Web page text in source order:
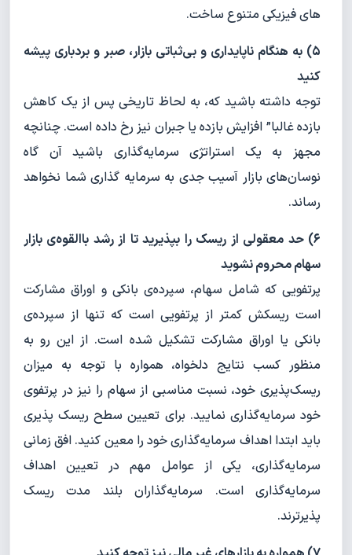
های فیزیکی متنوع ساخت.
۵) به هنگام ناپایداری و بی‌ثباتی بازار، صبر و بردباری پیشه
کنید
توجه داشته باشید که، به لحاظ تاریخی پس از یک کاهش
بازده غالبا” افزایش بازده یا جبران نیز رخ داده است. چنانچه
مجهز به یک استراتژی سرمایه‌گذاری باشید آن گاه
نوسان‌های بازار آسیب جدی به سرمایه گذاری شما نخواهد
رساند.
۶) حد معقولی از ریسک را بپذیرید تا از رشد باالقوه‌ی بازار
سهام محروم نشوید
پرتفویی که شامل سهام، سپرده‌ی بانکی و اوراق مشارکت
است ریسکش کمتر از پرتفویی است که تنها از سپرده‌ی
بانکی یا اوراق مشارکت تشکیل شده است. از این رو به
منظور کسب نتایج دلخواه، همواره با توجه به میزان
ریسک‌پذیری خود، نسبت مناسبی از سهام را نیز در پرتفوی
خود سرمایه‌گذاری نمایید. برای تعیین سطح ریسک پذیری
باید ابتدا اهداف سرمایه‌گذاری خود را معین کنید. افق زمانی
سرمایه‌گذاری، یکی از عوامل مهم در تعیین اهداف
سرمایه‌گذاری است. سرمایه‌گذاران بلند مدت ریسک
پذیرترند.